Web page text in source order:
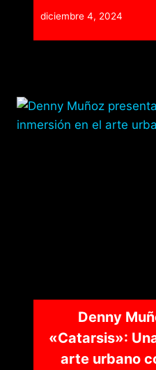
diciembre 4, 2024
Denny
«Catarsis»:
arte urbano